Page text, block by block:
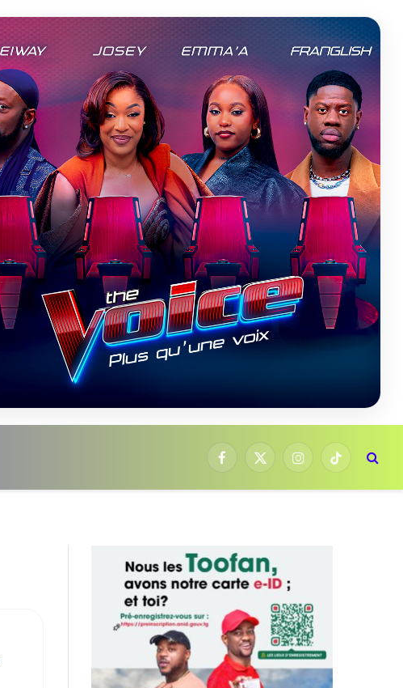
Facebook
X
InstagramTikTok